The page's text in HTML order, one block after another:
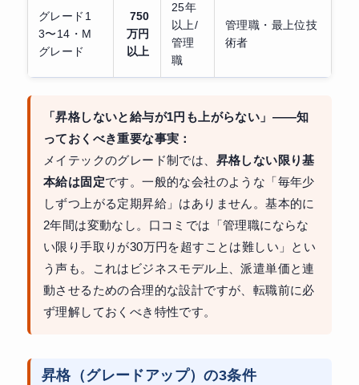
グレード1
3〜14・M
グレード
750
万円
以上
25年
以上/
管理
職
管理職・最上位技
術者
「昇格しないと給与が1円も上がらない」——知
っておくべき重要な事実：
メイテックのグレード制では、 昇格しない限り基
本給は固定です。一般的な会社のような「毎年少
しずつ上がる定期昇給」はありません。基本的に
2年間は変動なし。口コミでは「管理職にならな
い限り手取りが30万円を超すことは難しい」とい
う声も。これはビジネスモデル上、派遣単価と連
動させるための合理的な設計ですが、転職前に必
ず理解しておくべき特性です。
昇格（グレードアップ）の3条件